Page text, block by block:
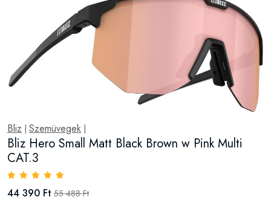
Bliz | Szemüvegek |
Bliz Hero Small Matt Black Brown w Pink Multi
CAT.3
44 390 Ft 55 488 Ft